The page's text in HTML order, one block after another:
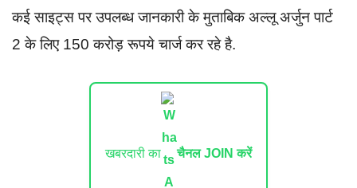
कई साइट्स पर उपलब्ध जानकारी के मुताबिक अल्लू अर्जुन पार्ट
2 के लिए 150 करोड़ रूपये चार्ज कर रहे है.
खबरदारी का चैनल JOIN करें